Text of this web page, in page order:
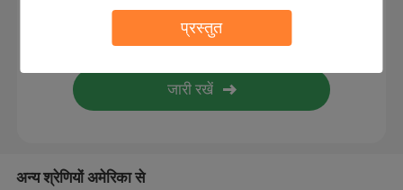
प्रस्तुत
एलईडी पैनल सस्पेंशन किट
वायर सस्पेंशन किट
अन्य श्रेणियों अमेरिका से